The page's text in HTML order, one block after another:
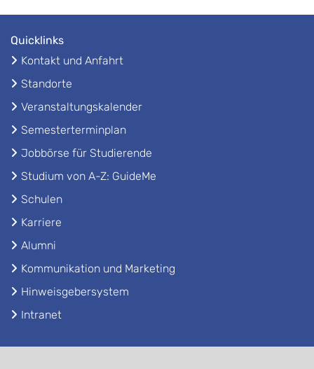
Quicklinks
Kontakt und Anfahrt
Standorte
Veranstaltungskalender
Semesterterminplan
Jobbörse für Studierende
Studium von A-Z: GuideMe
Schulen
Karriere
Alumni
Kommunikation und Marketing
Hinweisgebersystem
Intranet